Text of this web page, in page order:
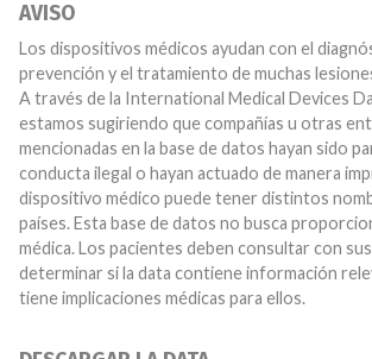
AVISO
Los dispositivos médicos ayudan con el
prevención y el tratamiento de muchas
A través de la International Medical Devices
estamos sugiriendo que compañías u otras
mencionadas en la base de datos hayan sido
conducta ilegal o hayan actuado de manera
dispositivo médico puede tener distintos
países. Esta base de datos no busca
médica. Los pacientes deben consultar con
determinar si la data contiene información
tiene implicaciones médicas para ellos.